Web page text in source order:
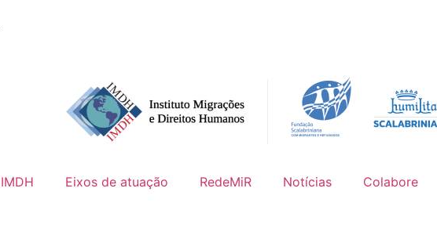
IMDH Eixos de atuação RedeMiR Notícias​ Colabore